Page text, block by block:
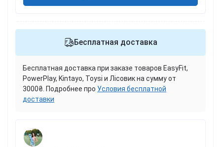
Бесплатная доставка
Бесплатная доставка при заказе товаров EasyFit,
PowerPlay, Kintayo, Toysi и Лісовик на сумму от
3000₴. Подробнее про Условия бесплатной
доставки